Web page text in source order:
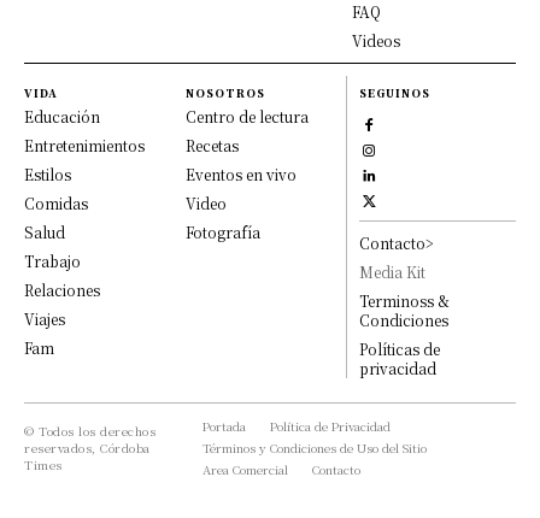
FAQ
Videos
VIDA
Educación
Entretenimientos
Estilos
Comidas
Salud
Trabajo
Relaciones
Viajes
Fam
NOSOTROS
Centro de lectura
Recetas
Eventos en vivo
Video
Fotografía
SEGUINOS
Contacto>
Media Kit
Terminoss &
Condiciones
Políticas de
privacidad
© Todos los derechos
reservados, Córdoba
Times
Portada
Política de Privacidad
Términos y Condiciones de Uso del Sitio
Area Comercial
Contacto